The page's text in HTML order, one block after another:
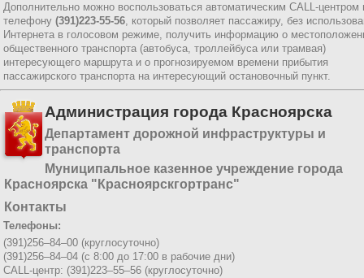
Дополнительно можно воспользоваться автоматическим CALL-центром
телефону (391)223-55-56, который позволяет пассажиру, без
Интернета в голосовом режиме, получить информацию о
общественного транспорта (автобуса, троллейбуса или трамвая)
интересующего маршрута и о прогнозируемом времени прибытия
пассажирского транспорта на интересующий остановочный пункт.
Администрация города Красноярска
Департамент дорожной инфраструктуры и
транспорта
Муниципальное казенное учреждение города
Красноярска "Красноярскгортранс"
Контакты
Телефоны:
(391)256–84–00 (круглосуточно)
(391)256–84–04 (с 8:00 до 17:00 в рабочие дни)
CALL-центр: (391)223–55–56 (круглосуточно)